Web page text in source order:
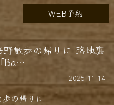
WEB予約
散歩の帰りに 路地裏
Ba…
2025.11.14
の帰りに